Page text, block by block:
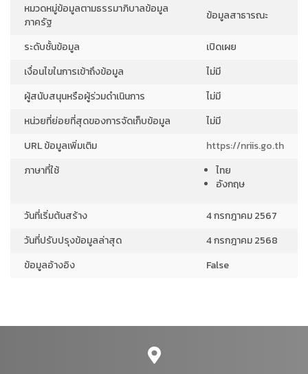
หมวดหมู่ข้อมูลตามธรรมาภิบาลข้อมูล
ภาครัฐ
ข้อมูลสาธารณะ
ระดับชั้นข้อมูล
เปิดเผย
เงื่อนไขในการเข้าถึงข้อมูล
ไม่มี
ผู้สนับสนุนหรือผู้ร่วมดำเนินการ
ไม่มี
หน่วยที่ย่อยที่สุดของการจัดเก็บข้อมูล
ไม่มี
URL ข้อมูลเพิ่มเติม
https://nriis.go.th
ภาษาที่ใช้
ไทย
อังกฤษ
วันที่เริ่มต้นสร้าง
4 กรกฎาคม 2567
วันที่ปรับปรุงข้อมูลล่าสุด
4 กรกฎาคม 2568
ข้อมูลอ้างอิง
False